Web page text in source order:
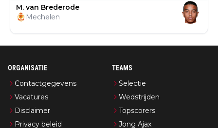
M. van Brederode
Mechelen
ORGANISATIE
Contactgegevens
Vacatures
Disclaimer
Privacy beleid
TEAMS
Selectie
Wedstrijden
Topscorers
Jong Ajax